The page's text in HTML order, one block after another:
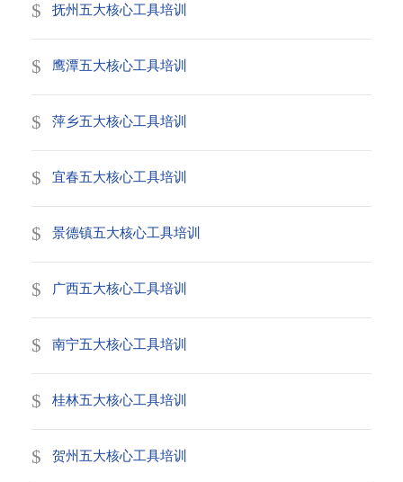
抚州五大核心工具培训
鹰潭五大核心工具培训
萍乡五大核心工具培训
宜春五大核心工具培训
景德镇五大核心工具培训
广西五大核心工具培训
南宁五大核心工具培训
桂林五大核心工具培训
贺州五大核心工具培训